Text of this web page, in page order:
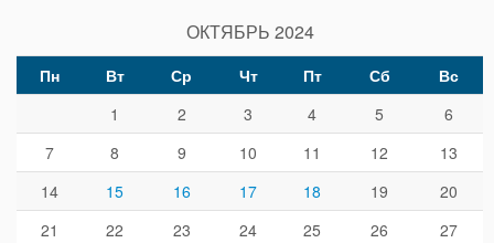
ОКТЯБРЬ 2024
Пн Вт Ср Чт Пт Сб
Вс
1
2 3 4 5
6
7
8 9 10 11 12
13
14
15 16 17 18 19
20
21
22 23 24 25 26
27